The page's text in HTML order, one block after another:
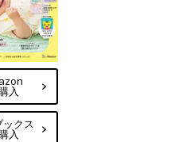
入
クス
入